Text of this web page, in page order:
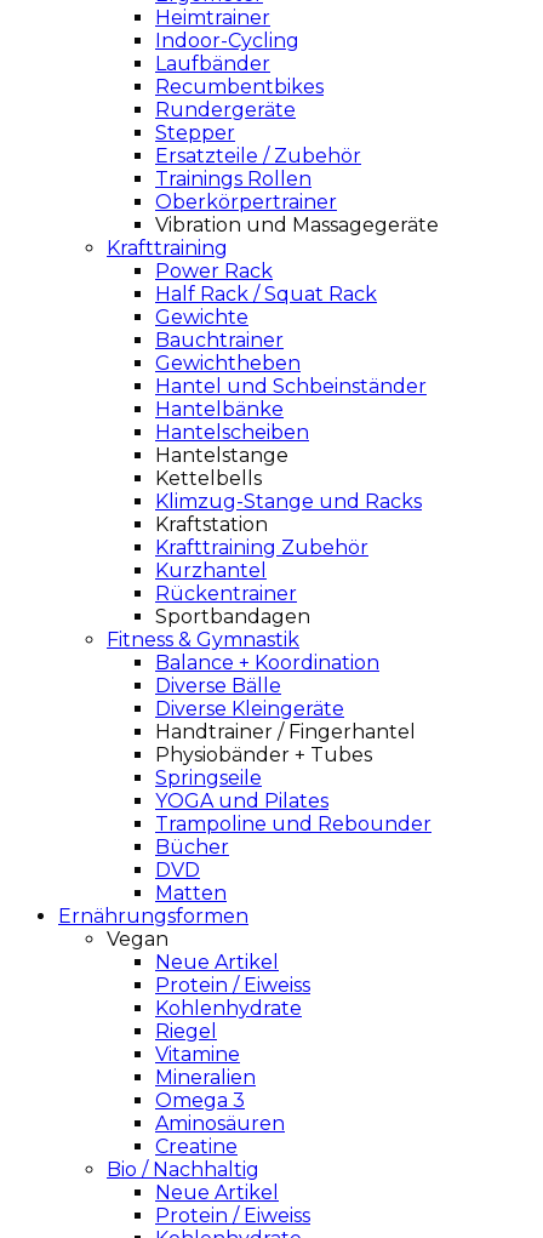
Heimtrainer
Indoor-Cycling
Laufbänder
Recumbentbikes
Rundergeräte
Stepper
Ersatzteile / Zubehör
Trainings Rollen
Oberkörpertrainer
Vibration und Massagegeräte
Krafttraining
Power Rack
Half Rack / Squat Rack
Gewichte
Bauchtrainer
Gewichtheben
Hantel und Schbeinständer
Hantelbänke
Hantelscheiben
Hantelstange
Kettelbells
Klimzug-Stange und Racks
Kraftstation
Krafttraining Zubehör
Kurzhantel
Rückentrainer
Sportbandagen
Fitness & Gymnastik
Balance + Koordination
Diverse Bälle
Diverse Kleingeräte
Handtrainer / Fingerhantel
Physiobänder + Tubes
Springseile
YOGA und Pilates
Trampoline und Rebounder
Bücher
DVD
Matten
Ernährungsformen
Vegan
Neue Artikel
Protein / Eiweiss
Kohlenhydrate
Riegel
Vitamine
Mineralien
Omega 3
Aminosäuren
Creatine
Bio / Nachhaltig
Neue Artikel
Protein / Eiweiss